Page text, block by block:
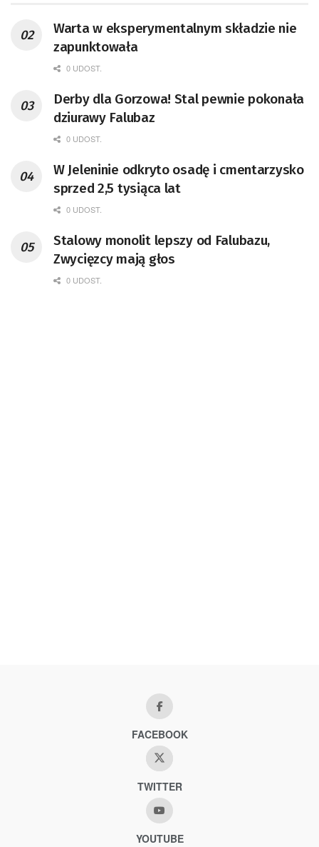
Warta w eksperymentalnym składzie nie
zapunktowała
0 UDOST.
Derby dla Gorzowa! Stal pewnie pokonała
dziurawy Falubaz
0 UDOST.
W Jeleninie odkryto osadę i cmentarzysko
sprzed 2,5 tysiąca lat
0 UDOST.
Stalowy monolit lepszy od Falubazu,
Zwycięzcy mają głos
0 UDOST.
FACEBOOK
TWITTER
YOUTUBE